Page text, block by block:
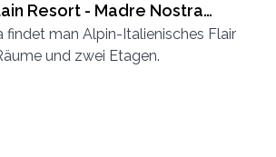
Resort - Madre Nostra
findet man Alpin-Italienisches Flair
und zwei Etagen.